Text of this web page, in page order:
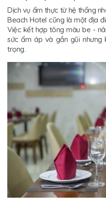
Dịch vụ ẩm thực từ hệ thống
Beach Hotel cũng là một địa
Việc kết hợp tông màu be -
sức ấm áp và gần gũi nhưng
trọng.